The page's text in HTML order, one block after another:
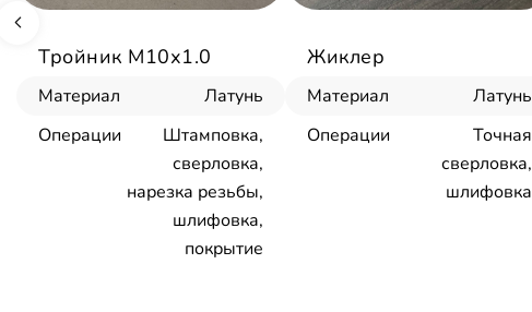
Тройник М10х1.0
Материал
Латунь
Операции
Штамповка,
сверловка,
нарезка резьбы,
шлифовка,
покрытие
Жиклер
Материал
Латунь
Операции
Точная
сверловка,
шлифовка